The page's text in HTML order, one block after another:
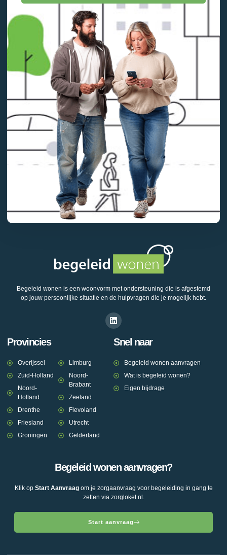
Begeleid wonen is een woonvorm met ondersteuning die is afgestemd
op jouw persoonlijke situatie en de hulpvragen die je mogelijk hebt.
Provincies
Overijssel
Zuid-Holland
Noord-
Holland
Drenthe
Friesland
Groningen
Limburg
Noord-
Brabant
Zeeland
Flevoland
Utrecht
Gelderland
Snel naar
Begeleid wonen aanvragen
Wat is begeleid wonen?
Eigen bijdrage
Begeleid wonen aanvragen?
Klik op Start Aanvraagom je zorgaanvraag voor begeleiding in gang te
zetten via zorgloket.nl.
Start aanvraag